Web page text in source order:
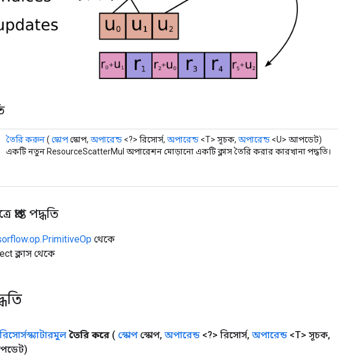
তৈরি করুন( স্কোপস্কোপ, অপারেন্ড <?> রিসোর্স, অপারেন্ড <T> সূচক, অপারেন্ড <U> আপডেট)
একটি নতুন ResourceScatterMul অপারেশন মোড়ানো একটি ক্লাস তৈরি করার কারখানা পদ্ধতি।
প্রাপ্ত পদ্ধতি
থেকে
ক্লাস থেকে
রিসোর্সস্ক্যাটারমুল তৈরি করে ( স্কোপস্কোপ, অপারেন্ড <?> রিসোর্স, অপারেন্ড <T> সূচক,